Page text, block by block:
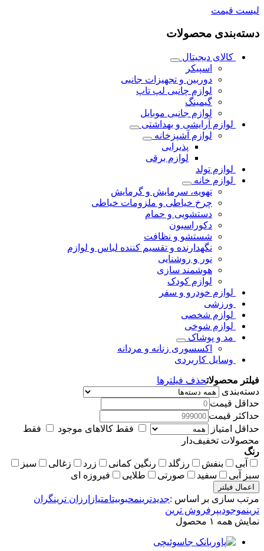
لیست قیمت
دسته‌بندی محصولات
کالای دیجیتال
اسپیکر
دوربین و تجهیزات جانبی
لوازم چانبی لپ تاپ
گیمینگ
لوازم جانبی موبایل
لوازم آرایشی و بهداشتی
لوازم آشپزخانه
پذیرایی
لوازم برقی
لوازم تولد
لوازم خانه
تهویه، سرمایش و گرمایش
چرخ خیاطی و ملزومات خیاطی
دستشویی و حمام
دکوراسیون
شستشو و نظافت
نگهدارنده و تقسیم کننده لباس و لوازم
نور و روشنایی
هوشمند سازی
لوازم کودک
لوازم خودرو و سفر
ورزشی
لوازم شخصی
لوازم شوخی
مد و پوشاک
اکسسوری زنانه و مردانه
وسایل کاربردی
فیلتر محصولاتحذف فیلترها
دسته‌بندی
حداقل قیمت
حداکثر قیمت
حداقل امتیاز
فقط کالاهای موجود
فقط
محصولات تخفیف‌دار
رنگ
آبی
بنفش رزگلد رنگین کمانی زرد زغالی
سبز
سبز آبی
سفید صورتی طلایی فیروزه ای
اعمال فیلتر
مرتب سازی بر اساس :جدیدترینمحبوبیتامتیاز ارزان ترینگران
ترینموجودیپرفروش ترین
نمایش همه ۱ محصول